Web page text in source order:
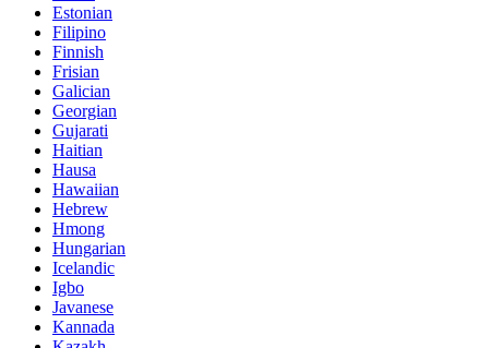
Estonian
Filipino
Finnish
Frisian
Galician
Georgian
Gujarati
Haitian
Hausa
Hawaiian
Hebrew
Hmong
Hungarian
Icelandic
Igbo
Javanese
Kannada